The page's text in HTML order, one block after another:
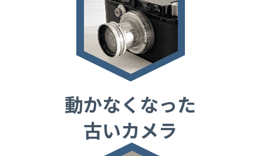
動かなくなった
古いカメラ